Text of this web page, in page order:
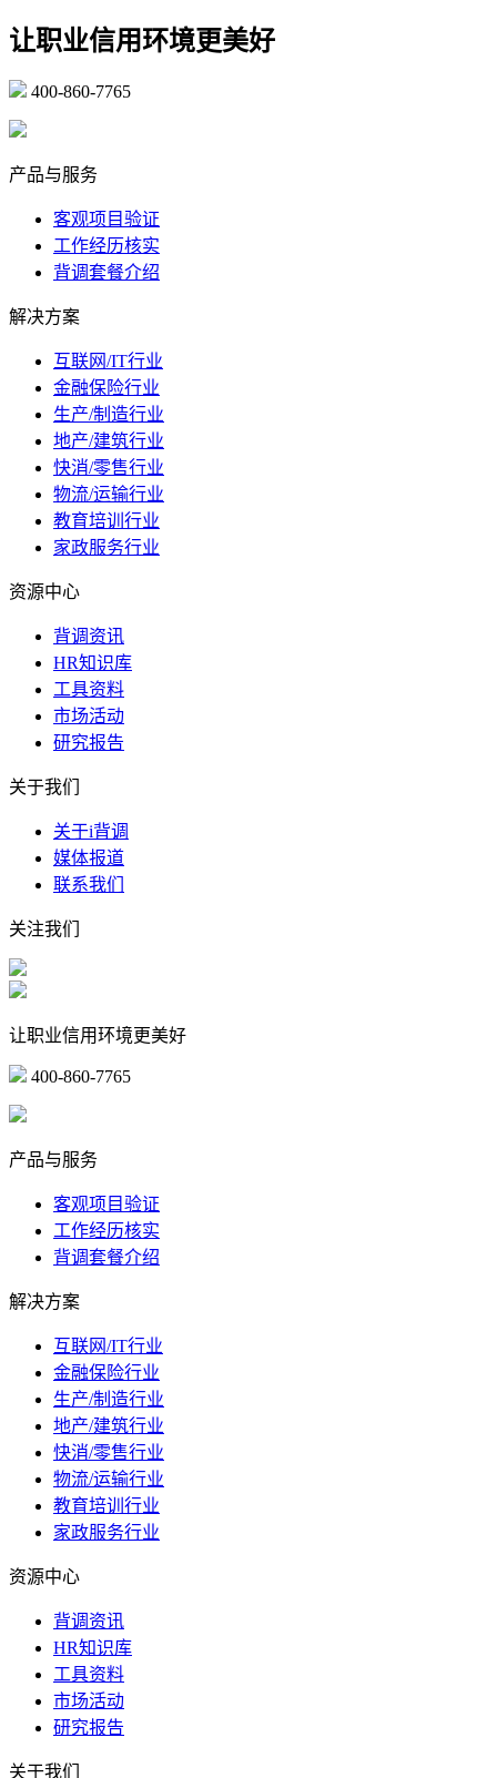
让职业信用环境更美好
400-860-7765
产品与服务
客观项目验证
工作经历核实
背调套餐介绍
解决方案
互联网/IT行业
金融保险行业
生产/制造行业
地产/建筑行业
快消/零售行业
物流/运输行业
教育培训行业
家政服务行业
资源中心
背调资讯
HR知识库
工具资料
市场活动
研究报告
关于我们
关于i背调
媒体报道
联系我们
关注我们
让职业信用环境更美好
400-860-7765
产品与服务
客观项目验证
工作经历核实
背调套餐介绍
解决方案
互联网/IT行业
金融保险行业
生产/制造行业
地产/建筑行业
快消/零售行业
物流/运输行业
教育培训行业
家政服务行业
资源中心
背调资讯
HR知识库
工具资料
市场活动
研究报告
关于我们